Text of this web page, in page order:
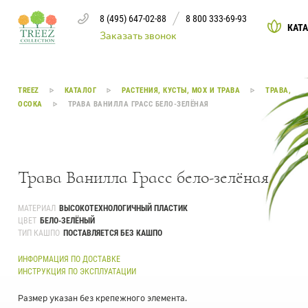
8 (495) 647-02-88 8 800 333-69-93
Заказать звонок
Каталог
Растения, кусты, мох и трава
Ампельные растения
Кашпо 259
Дизайнерские композиции
Цветы
TREEZ КАТАЛОГ РАСТЕНИЯ, КУСТЫ, МОХ И ТРАВА
ТРАВА,
ОСОКА
ТРАВА ВАНИЛЛА ГРАСС БЕЛО-ЗЕЛЁНАЯ
Трава Ванилла Грасс бело-зелёная
МАТЕРИАЛ ВЫСОКОТЕХНОЛОГИЧНЫЙ ПЛАСТИК
ЦВЕТ БЕЛО-ЗЕЛЁНЫЙ
ТИП КАШПО ПОСТАВЛЯЕТСЯ БЕЗ КАШПО
ИНФОРМАЦИЯ ПО ДОСТАВКЕ
ИНСТРУКЦИЯ ПО ЭКСПЛУАТАЦИИ
Размер указан без крепежного элемента.